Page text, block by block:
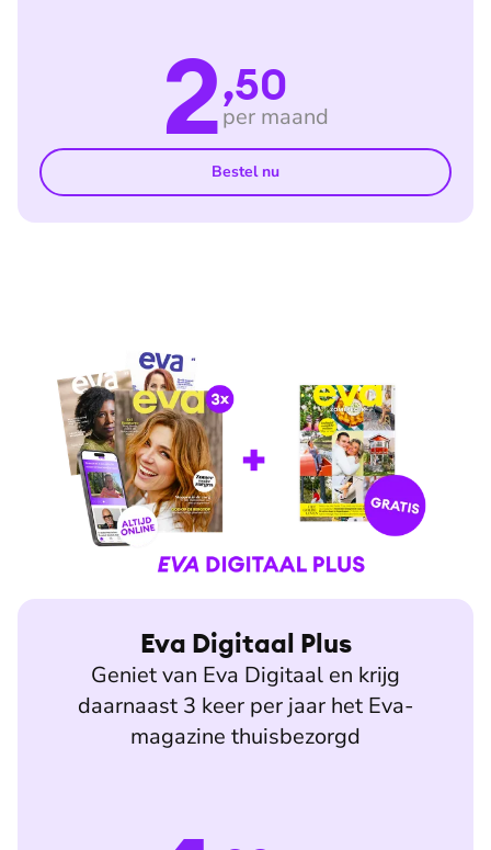
2,50
per maand
Bestel nu
Eva Digitaal Plus
Geniet van Eva Digitaal en krijg
daarnaast 3 keer per jaar het Eva-
magazine thuisbezorgd